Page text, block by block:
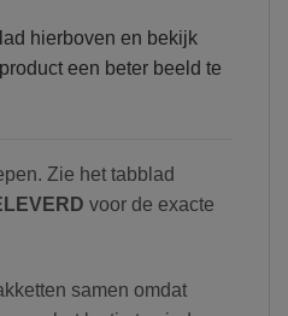
hierboven en bekijk
een beter beeld te
Zie het tabblad
voor de exacte
samen omdat